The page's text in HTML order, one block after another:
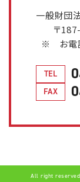
一般財団
〒
※ お電話
TEL
FAX
All right